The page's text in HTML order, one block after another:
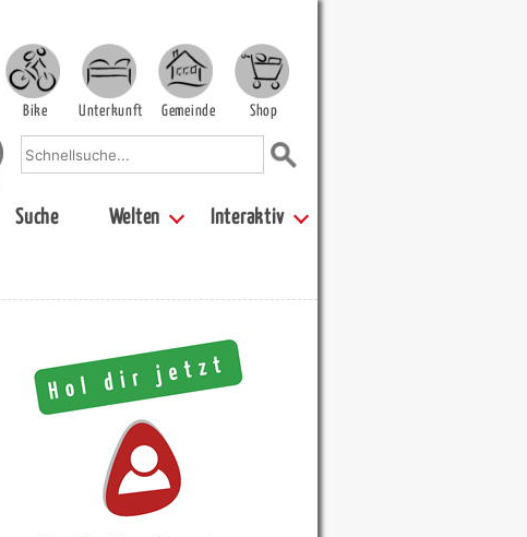
Bike Unterkunft Gemeinde Shop
Suche Welten Interaktiv